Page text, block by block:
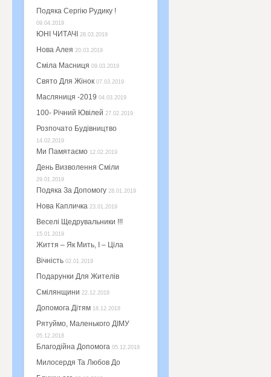
Подяка Сергію Рудику !
09.04.2019
ЮНІ ЧИТАЧІ 28.03.2019
Нова Алея 20.03.2019
Сміла Масниця 09.03.2019
Свято Для Жінок 07.03.2019
Масляниця -2019 04.03.2019
100- Річний Ювілей 27.02.2019
Розпочато Будівництво
14.02.2019
Ми Памятаємо 12.02.2019
День Визволення Сміли
29.01.2019
Подяка За Допомогу 28.01.2019
Нова Капличка 23.01.2019
Веселі Щедрувальники !!!
15.01.2019
Життя – Як Мить, І – Ціла
Вічність 02.01.2019
Подарунки Для Жителів
Смілянщини 22.12.2018
Допомога Дітям 18.12.2018
Рятуймо, Маленького ДІМУ
05.12.2018
Благодійна Допомога 05.12.2018
Милосердя Та Любов До